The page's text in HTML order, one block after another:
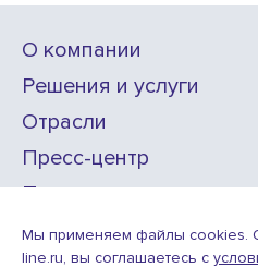
О компании
Решения и услуги
Отрасли
Пресс-центр
Проекты
Карьера
Мы применяем файлы cookies.
line.ru, вы соглашаетесь с